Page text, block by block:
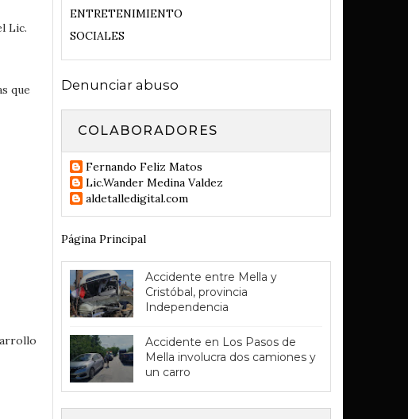
Lic.
que
ENTRETENIMIENTO
SOCIALES
Denunciar abuso
COLABORADORES
Fernando Feliz Matos
Lic.Wander Medina Valdez
aldetalledigital.com
Página Principal
Accidente entre Mella y
Cristóbal, provincia
Independencia
Accidente en Los Pasos de
Mella involucra dos camiones y
un carro